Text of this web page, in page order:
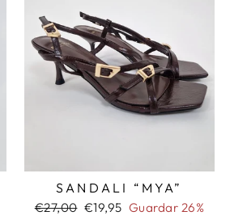
SANDALI “MYA”
Precio
€27,00 Precio
€19,95 Guardar 26%